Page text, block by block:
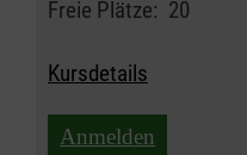
Freie Plätze: 20
Kursdetails
Anmelden